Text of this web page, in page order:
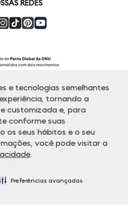
e tecnologias semelhantes
tornando a
customizada e, para
conforme suas
os seus hábitos e o seu
você pode visitar a
.
Preferências avançadas
REDES
os direitos reservados. A Dudalina
de estoque a qualquer momento.
0800 770 5510.
às 20h de segunda a sexta-feira e